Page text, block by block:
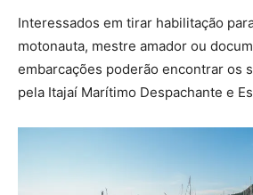
Interessados em tirar habilitação
motonauta, mestre amador ou
embarcações poderão encontrar os
pela Itajaí Marítimo Despachante e